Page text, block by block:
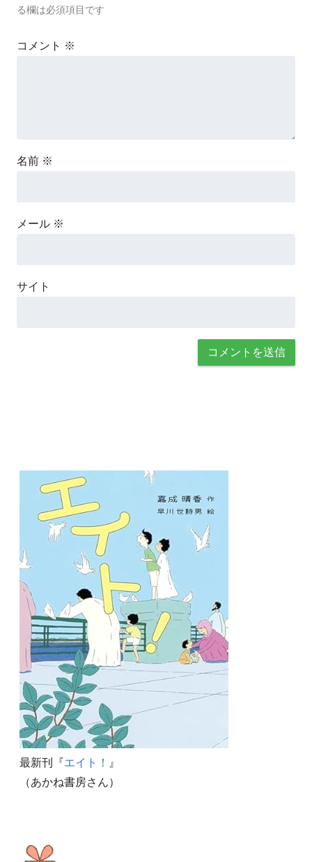
る欄は必須項目です
コメント ※
名前 ※
メール ※
サイト
最新刊『エイト！ 』
（あかね書房さん）